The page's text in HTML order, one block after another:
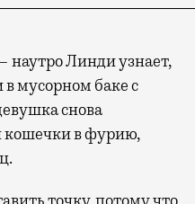
наутро Линди узнает,
мусорном баке с
снова
кошечки в фурию,